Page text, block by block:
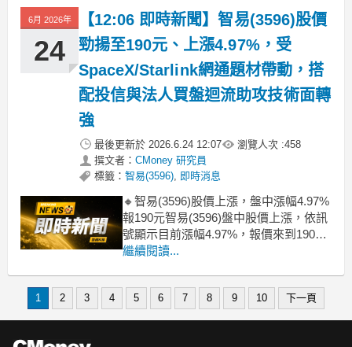
顯，為族群指數帶來沉重壓力。由於這
兩檔個股在 Wifi 7 供應鏈中佔有
6月 2026年
24
【12:06 即時新聞】智易(3596)股價
勁揚至190元、上漲4.97%，受
SpaceX/Starlink網通題材帶動，搭
配投信與法人買盤迴流助攻技術面轉
強
最後更新於 2026.6.24 12:07 瀏覽人次 :458
撰文者： CMoney 研究員
標籤： 智易(3596), 即時消息
🔸智易(3596)股價上漲，盤中漲幅4.97%
報190元智易(3596)盤中股價上漲，依訊
號顯示目前漲幅4.97%，報價來到190
元，屬於今日相對強勢個股。買盤主軸
與高階網通題材，搭配近期法人對其營
繼續閱讀...
1 2 3 4 5 6 7 8 9 10 下一頁